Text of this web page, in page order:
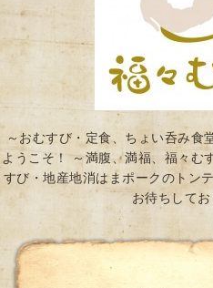
～おむすび・定食、ちょい呑み
ようこそ！ ～満腹、満福、福々む
すび・地産地消はまポークのトン
お待ちして